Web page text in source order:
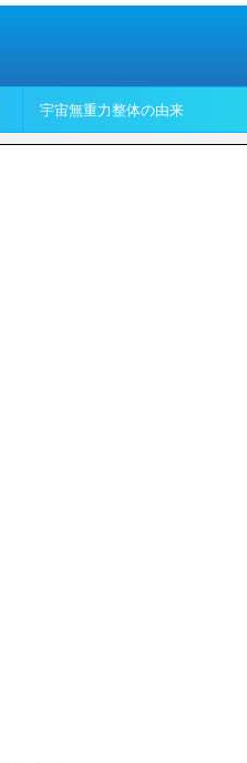
宇宙無重力整体の由来